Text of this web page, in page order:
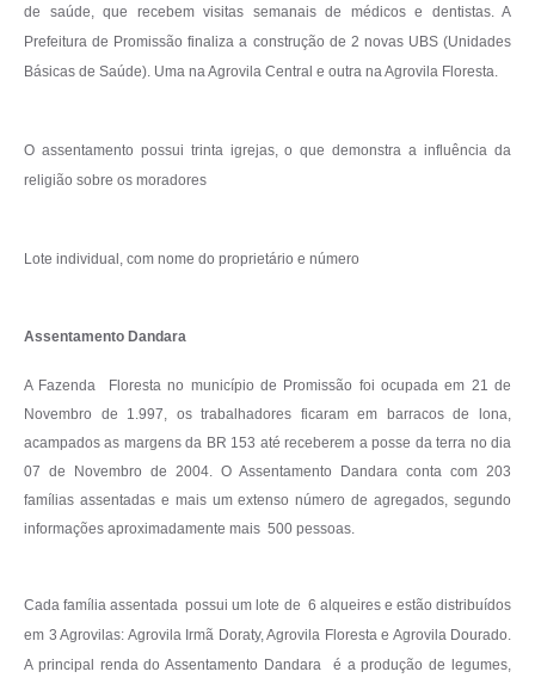
de saúde, que recebem visitas semanais de médicos e dentistas. A
Prefeitura de Promissão finaliza a construção de 2 novas UBS (Unidades
Básicas de Saúde). Uma na Agrovila Central e outra na Agrovila Floresta.
O assentamento possui trinta igrejas, o que demonstra a influência da
religião sobre os moradores
Lote individual, com nome do proprietário e número
Assentamento Dandara
A Fazenda Floresta no município de Promissão foi ocupada em 21 de
Novembro de 1.997, os trabalhadores ficaram em barracos de lona,
acampados as margens da BR 153 até receberem a posse da terra no dia
07 de Novembro de 2004. O Assentamento Dandara conta com 203
famílias assentadas e mais um extenso número de agregados, segundo
informações aproximadamente mais 500 pessoas.
Cada família assentada possui um lote de 6 alqueires e estão distribuídos
em 3 Agrovilas: Agrovila Irmã Doraty, Agrovila Floresta e Agrovila Dourado.
A principal renda do Assentamento Dandara é a produção de legumes,